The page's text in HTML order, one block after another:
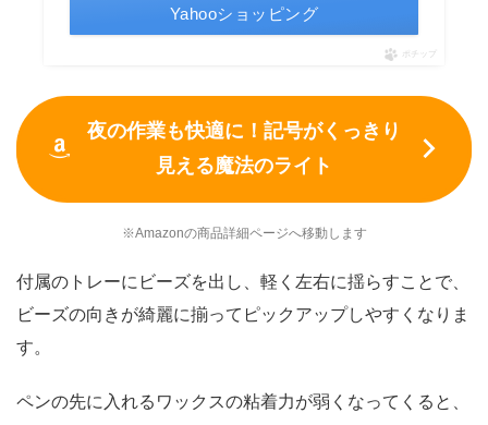
Yahooショッピング
ポチップ
夜の作業も快適に！記号がくっきり
見える魔法のライト
※Amazonの商品詳細ページへ移動します
付属のトレーにビーズを出し、軽く左右に揺らすことで、
ビーズの向きが綺麗に揃ってピックアップしやすくなりま
す。
ペンの先に入れるワックスの粘着力が弱くなってくると、